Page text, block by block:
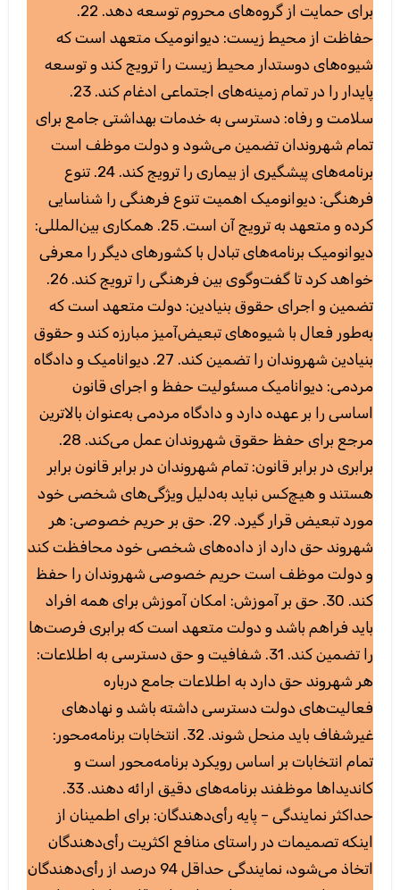
برای حمایت از گروه‌های محروم توسعه دهد. 22.
حفاظت از محیط زیست: دیوانومیک متعهد است که
شیوه‌های دوستدار محیط زیست را ترویج کند و توسعه
پایدار را در تمام زمینه‌های اجتماعی ادغام کند. 23.
سلامت و رفاه: دسترسی به خدمات بهداشتی جامع برای
تمام شهروندان تضمین می‌شود و دولت موظف است
برنامه‌های پیشگیری از بیماری را ترویج کند. 24. تنوع
فرهنگی: دیوانومیک اهمیت تنوع فرهنگی را شناسایی
کرده و متعهد به ترویج آن است. 25. همکاری بین‌المللی:
دیوانومیک برنامه‌های تبادل با کشورهای دیگر را معرفی
خواهد کرد تا گفت‌وگوی بین فرهنگی را ترویج کند. 26.
تضمین و اجرای حقوق بنیادین: دولت متعهد است که
به‌طور فعال با شیوه‌های تبعیض‌آمیز مبارزه کند و حقوق
بنیادین شهروندان را تضمین کند. 27. دیوانامیک و دادگاه
مردمی: دیوانامیک مسئولیت حفظ و اجرای قانون
اساسی را بر عهده دارد و دادگاه مردمی به‌عنوان بالاترین
مرجع برای حفظ حقوق شهروندان عمل می‌کند. 28.
برابری در برابر قانون: تمام شهروندان در برابر قانون برابر
هستند و هیچ‌کس نباید به‌دلیل ویژگی‌های شخصی خود
مورد تبعیض قرار گیرد. 29. حق بر حریم خصوصی: هر
شهروند حق دارد از داده‌های شخصی خود محافظت کند
و دولت موظف است حریم خصوصی شهروندان را حفظ
کند. 30. حق بر آموزش: امکان آموزش برای همه افراد
باید فراهم باشد و دولت متعهد است که برابری فرصت‌ها
را تضمین کند. 31. شفافیت و حق دسترسی به اطلاعات:
هر شهروند حق دارد به اطلاعات جامع درباره
فعالیت‌های دولت دسترسی داشته باشد و نهادهای
غیرشفاف باید منحل شوند. 32. انتخابات برنامه‌محور:
تمام انتخابات بر اساس رویکرد برنامه‌محور است و
کاندیداها موظفند برنامه‌های دقیق ارائه دهند. 33.
حداکثر نمایندگی – پایه رأی‌دهندگان: برای اطمینان از
اینکه تصمیمات در راستای منافع اکثریت رأی‌دهندگان
اتخاذ می‌شود، نمایندگی حداقل 94 درصد از رأی‌دهندگان